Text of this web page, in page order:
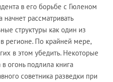
в его борьбе с Гюленом
начнет рассматривать
структуры как один из
регионе. По крайней мере,
в этом убедить. Некоторые
огонь подлила книга
советника разведки при